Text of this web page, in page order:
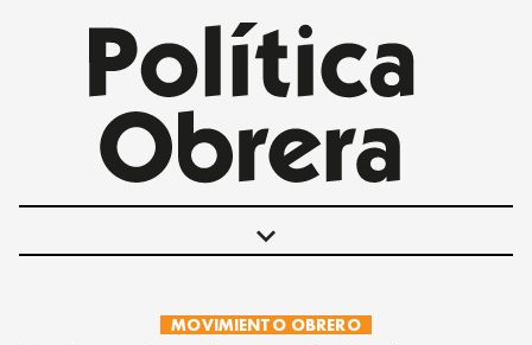
keyboard_arrow_down
POLÍTICAS
MOVIMIENTO OBRERO